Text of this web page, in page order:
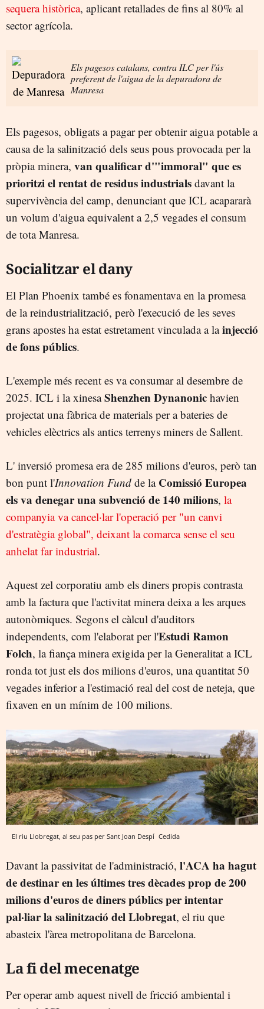
sequera històrica, aplicant retallades de fins al 80% al
sector agrícola.
Els pagesos catalans, contra ILC per l'ús
preferent de l'aigua de la depuradora de
Manresa
Els pagesos, obligats a pagar per obtenir aigua potable a
causa de la salinització dels seus pous provocada per la
pròpia minera, van qualificar d'"immoral" que es
prioritzi el rentat de residus industrials davant la
supervivència del camp, denunciant que ICL acapararà
un volum d'aigua equivalent a 2,5 vegades el consum
de tota Manresa.
Socialitzar el dany
El Plan Phoenix també es fonamentava en la promesa
de la reindustrialització, però l'execució de les seves
grans apostes ha estat estretament vinculada a lainjecció
de fons públics.
L'exemple més recent es va consumar al desembre de
2025. ICL i la xinesaShenzhen Dynanonic havien
projectat una fàbrica de materials per a bateries de
vehicles elèctrics als antics terrenys miners de Sallent.
L' inversió promesa era de 285 milions d'euros, però tan
bon punt l'Innovation Fund de la Comissió Europea
els va denegar una subvenció de 140 milions, la
companyia va cancel·lar l'operació per "un canvi
d'estratègia global", deixant la comarca sense el seu
anhelat far industrial.
Aquest zel corporatiu amb els diners propis contrasta
amb la factura que l'activitat minera deixa a les arques
autonòmiques. Segons el càlcul d'auditors
independents, com l'elaborat per l'Estudi Ramon
Folch, la fiança minera exigida per la Generalitat a ICL
ronda tot just els dos milions d'euros, una quantitat 50
vegades inferior a l'estimació real del cost de neteja, que
fixaven en un mínim de 100 milions.
El riu Llobregat, al seu pas per Sant Joan Despí Cedida
Davant la passivitat de l'administració, l'ACA ha hagut
de destinar en les últimes tres dècades prop de 200
milions d'euros de diners públics per intentar
pal·liar la salinització del Llobregat, el riu que
abasteix l'àrea metropolitana de Barcelona.
La fi del mecenatge
Per operar amb aquest nivell de fricció ambiental i